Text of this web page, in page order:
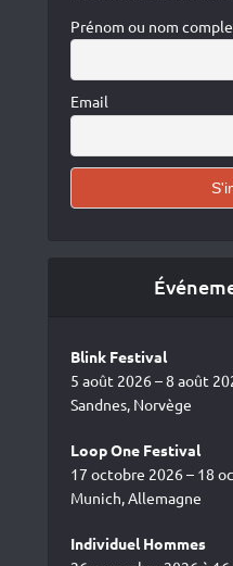
Prénom ou nom
Email
Blink Festival
5 août 2026 – 8 août
Sandnes, Norvège
Loop One Festival
17 octobre 2026 – 18
Munich, Allemagne
Individuel Hommes